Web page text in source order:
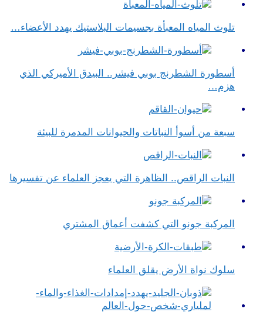
تلوث المياه المعبأة بجسيمات البلاستيك يهدد الأعضاء…
أسطورة الشطرنج بوبي فيشر.. البيدق الأميركي الذي
هزم…
سبعة من أسوأ النباتات والحيوانات المدمرة للبيئة
النبات الراقص.. الظاهرة التي يعجز العلماء عن تفسيرها
المركبة جونو التي كشفت أعماق المشتري
سلوك نواة الأرض يقلق العلماء